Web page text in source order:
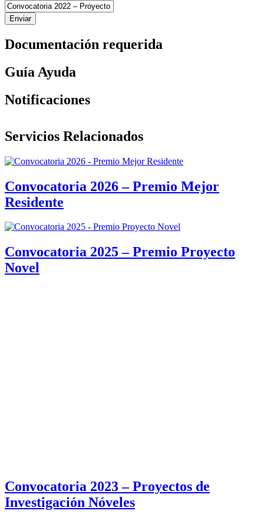
Documentación requerida
Guía Ayuda
Notificaciones
Servicios Relacionados
Convocatoria 2026 – Premio Mejor
Residente
Convocatoria 2025 – Premio Proyecto
Novel
Convocatoria 2023 – Proyectos de
Investigación Nóveles